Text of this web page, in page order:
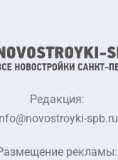
Редакция:
spb.ru
рекламы: